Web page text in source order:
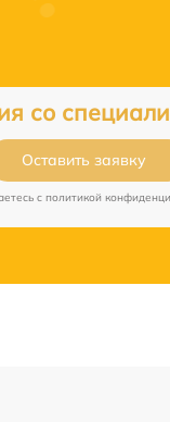
со
Оставить заявку
c политикой